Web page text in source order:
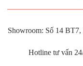
Showroom: Số 14
Hotline tư vấn